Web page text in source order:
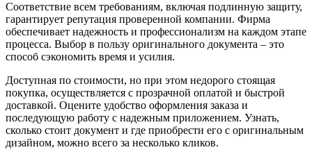
Соответствие всем требованиям, включая подлинную защиту,
гарантирует репутация проверенной компании. Фирма
обеспечивает надежность и профессионализм на каждом этапе
процесса. Выбор в пользу оригинального документа – это
способ сэкономить время и усилия.
Доступная по стоимости, но при этом недорого стоящая
покупка, осуществляется с прозрачной оплатой и быстрой
доставкой. Оцените удобство оформления заказа и
последующую работу с надежным приложением. Узнать,
сколько стоит документ и где приобрести его с оригинальным
дизайном, можно всего за несколько кликов.